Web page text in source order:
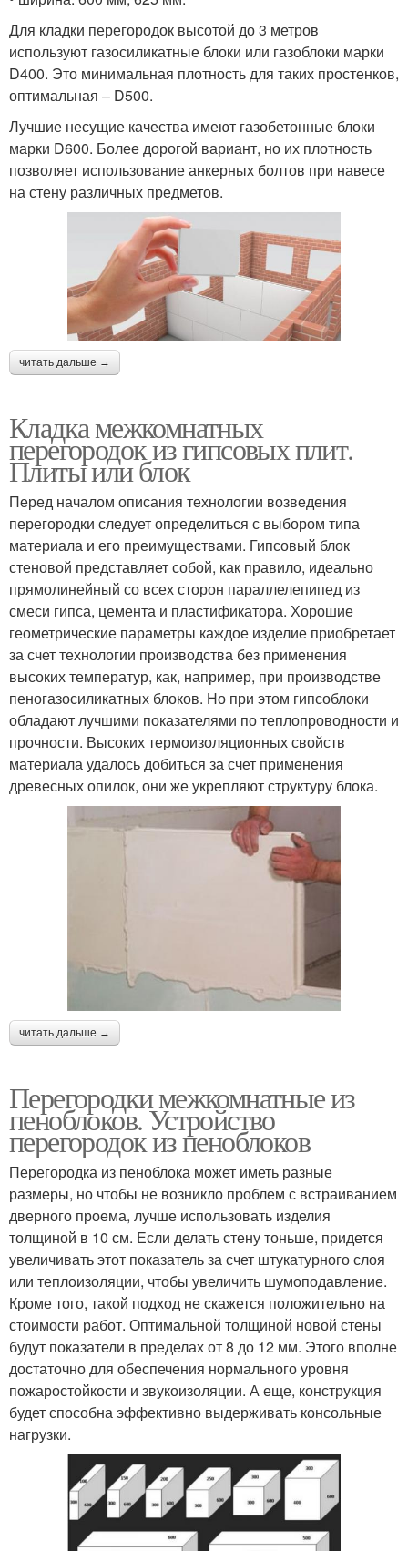
Для кладки перегородок высотой до 3 метров
используют газосиликатные блоки или газоблоки марки
D400. Это минимальная плотность для таких простенков,
оптимальная – D500.
Лучшие несущие качества имеют газобетонные блоки
марки D600. Более дорогой вариант, но их плотность
позволяет использование анкерных болтов при навесе
на стену различных предметов.
читать дальше →
Кладка межкомнатных
перегородок из гипсовых плит.
Плиты или блок
Перед началом описания технологии возведения
перегородки следует определиться с выбором типа
материала и его преимуществами. Гипсовый блок
стеновой представляет собой, как правило, идеально
прямолинейный со всех сторон параллелепипед из
смеси гипса, цемента и пластификатора. Хорошие
геометрические параметры каждое изделие приобретает
за счет технологии производства без применения
высоких температур, как, например, при производстве
пеногазосиликатных блоков. Но при этом гипсоблоки
обладают лучшими показателями по теплопроводности и
прочности. Высоких термоизоляционных свойств
материала удалось добиться за счет применения
древесных опилок, они же укрепляют структуру блока.
читать дальше →
Перегородки межкомнатные из
пеноблоков. Устройство
перегородок из пеноблоков
Перегородка из пеноблока может иметь разные
размеры, но чтобы не возникло проблем с встраиванием
дверного проема, лучше использовать изделия
толщиной в 10 см. Если делать стену тоньше, придется
увеличивать этот показатель за счет штукатурного слоя
или теплоизоляции, чтобы увеличить шумоподавление.
Кроме того, такой подход не скажется положительно на
стоимости работ. Оптимальной толщиной новой стены
будут показатели в пределах от 8 до 12 мм. Этого вполне
достаточно для обеспечения нормального уровня
пожаростойкости и звукоизоляции. А еще, конструкция
будет способна эффективно выдерживать консольные
нагрузки.